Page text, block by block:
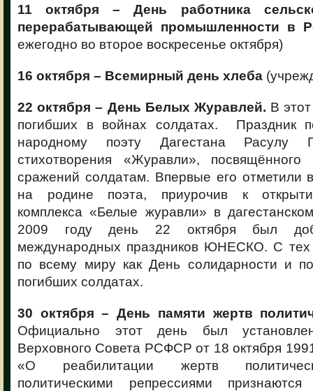
11 октября – День работника
перерабатывающей промышленности в
ежегодно во второе воскресенье октября)
16 октября – Всемирный день хлеба
22 октября – День Белых Журавлей. В
погибших в войнах солдатах. Праздник
народному поэту Дагестана Расулу
стихотворения «Журавли»,
сражений солдатам. Впервые его отметили
на родине поэта, приурочив к
комплекса «Белые журавли» в
2009 году день 22 октября был
международных праздников ЮНЕСКО. С тех
по всему миру как День солидарности и
погибших солдатах.
30 октября – День памяти жертв
Официально этот день был
Верховного Совета РСФСР от 18 октября
«О реабилитации жертв
политическими репрессиями